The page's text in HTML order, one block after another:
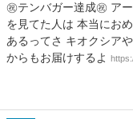
㊗テンバガー達成㊗ ア
を見てた人は 本当にお
あるってさ キオクシア
からもお届けするよ